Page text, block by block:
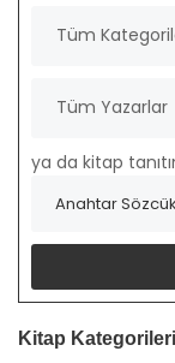
Tüm
Tüm Yazarlar
ya da kitap
Kitap Kategorileri